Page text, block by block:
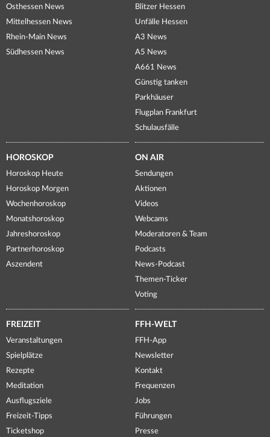
Osthessen News
Mittelhessen News
Rhein-Main News
Südhessen News
Blitzer Hessen
Unfälle Hessen
A3 News
A5 News
A661 News
Günstig tanken
Parkhäuser
Flugplan Frankfurt
Schulausfälle
HOROSKOP
Horoskop Heute
Horoskop Morgen
Wochenhoroskop
Monatshoroskop
Jahreshoroskop
Partnerhoroskop
Aszendent
ON AIR
Sendungen
Aktionen
Videos
Webcams
Moderatoren & Team
Podcasts
News-Podcast
Themen-Ticker
Voting
FREIZEIT
Veranstaltungen
Spielplätze
Rezepte
Meditation
Ausflugsziele
Freizeit-Tipps
Ticketshop
FFH-WELT
FFH-App
Newsletter
Kontakt
Frequenzen
Jobs
Führungen
Presse